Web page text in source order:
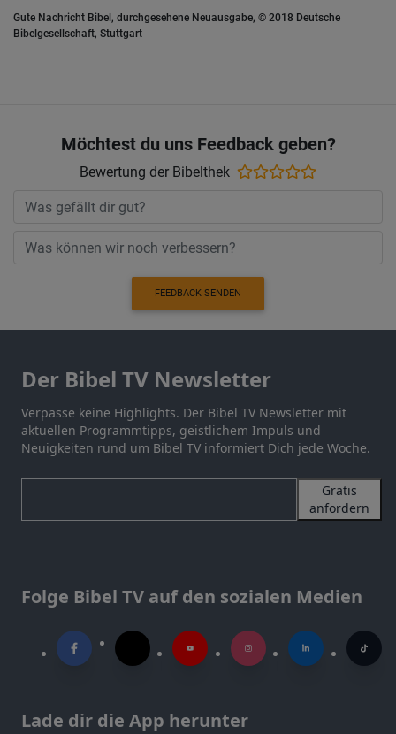
Gute Nachricht Bibel, durchgesehene Neuausgabe, © 2018 Deutsche
Bibelgesellschaft, Stuttgart
Möchtest du uns Feedback geben?
Bewertung der Bibelthek
FEEDBACK SENDEN
Der Bibel TV Newsletter
Verpasse keine Highlights. Der Bibel TV Newsletter mit
aktuellen Programmtipps, geistlichem Impuls und
Neuigkeiten rund um Bibel TV informiert Dich jede Woche.
Gratis
anfordern
Folge Bibel TV auf den sozialen Medien
Lade dir die App herunter